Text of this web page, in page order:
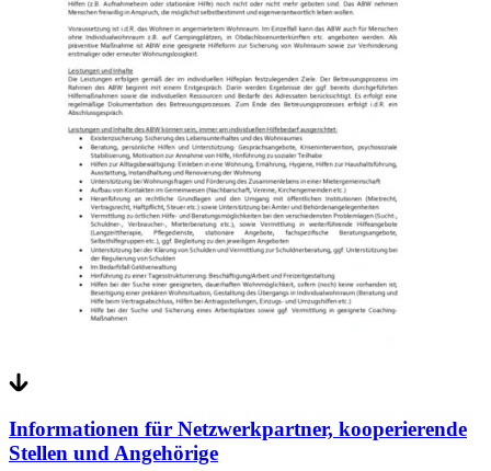
Informationen für Netzwerkpartner, kooperierende
Stellen und Angehörige